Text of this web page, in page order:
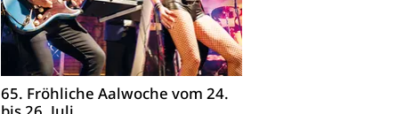
65. Fröhliche Aalwoche vom 24.